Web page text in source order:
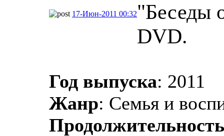
17-Июн-2011 00:32"Беседы
DVD.
Год выпуска: 2011
Жанр: Семья и
Продолжительность